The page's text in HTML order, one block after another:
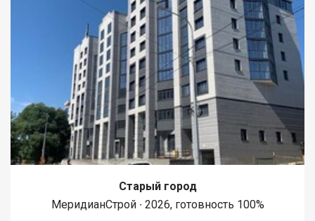
Старый город
МеридианСтрой ∙ 2026, готовность 100%